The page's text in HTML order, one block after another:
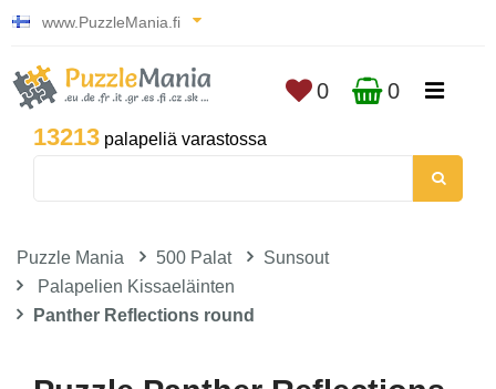
www.PuzzleMania.fi
13213 palapeliä varastossa
0 0
Puzzle Mania 500 Palat
Sunsout
Palapelien Kissaeläinten
Panther Reflections round